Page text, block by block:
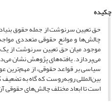
چکیده
حق تعیین سرنوشت از جمله حقوق
چالش‌ها و موانع حقوقی متعددی
موجود میان حق تعیین سرنوشت از
می‌پردازد. یافته‌های پژوهش نشان
سیاسی بر قواعد حقوقی، از مهم‌ترین
بین‌المللی روبه‌روست که گاه به
است تا ابعاد مختلف چالش‌های حقوقی